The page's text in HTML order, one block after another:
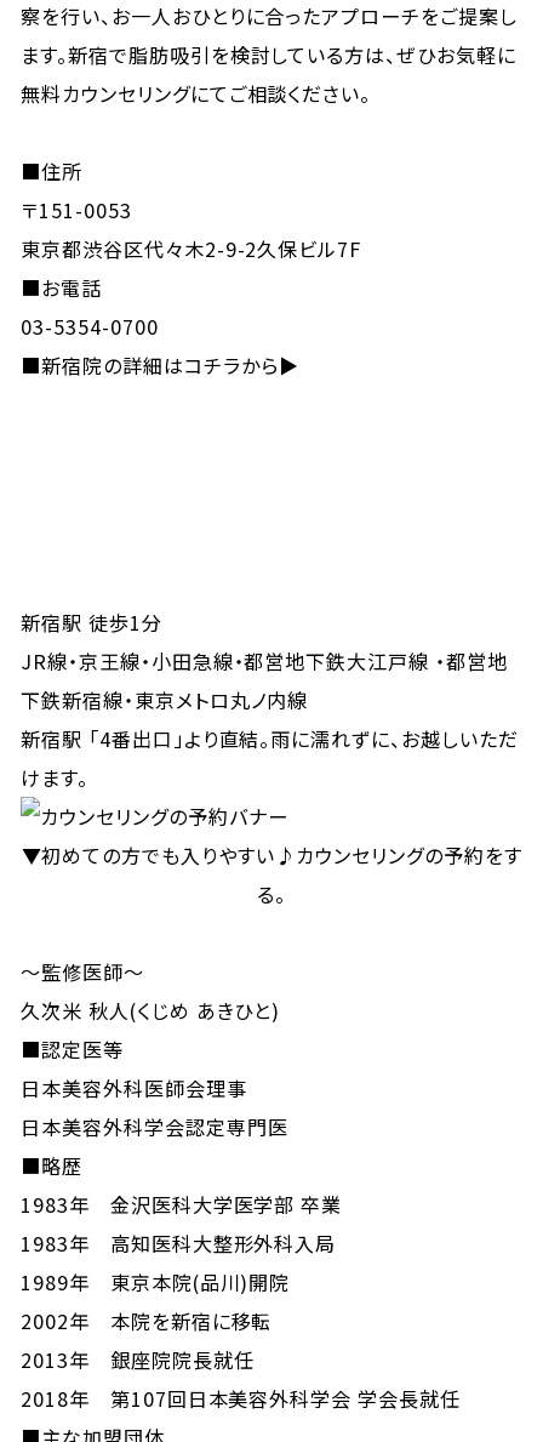
察を行い、お一人おひとりに合ったアプローチをご提案し
ます。新宿で脂肪吸引を検討している方は、ぜひお気軽に
無料カウンセリングにてご相談ください。
■住所
〒151-0053
東京都渋谷区代々木2-9-2久保ビル7F
■お電話
03-5354-0700
■新宿院の詳細はコチラから▶
新宿駅 徒歩1分
JR線・京王線・小田急線・都営地下鉄大江戸線 ・都営地
下鉄新宿線・東京メトロ丸ノ内線
新宿駅 「4番出口」より直結。雨に濡れずに、お越しいただ
けます。
▼初めての方でも入りやすい♪カウンセリングの予約をす
る。
～監修医師～
久次米 秋人(くじめ あきひと)
■認定医等
日本美容外科医師会理事
日本美容外科学会認定専門医
■略歴
1983年 金沢医科大学医学部 卒業
1983年 高知医科大整形外科入局
1989年 東京本院(品川)開院
2002年 本院を新宿に移転
2013年 銀座院院長就任
2018年 第107回日本美容外科学会 学会長就任